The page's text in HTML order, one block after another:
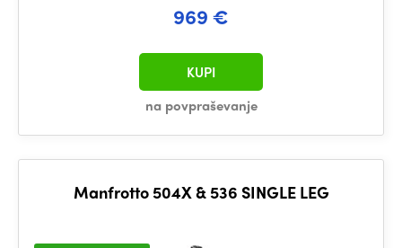
969 €
na povpraševanje
KUPI
Manfrotto 504X & 536 SINGLE LEG